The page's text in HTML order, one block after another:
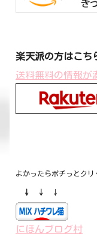
楽天派の方はこ
送料無料の情報が
よかったらポチっとク
↓ ↓ ↓
にほんブログ村